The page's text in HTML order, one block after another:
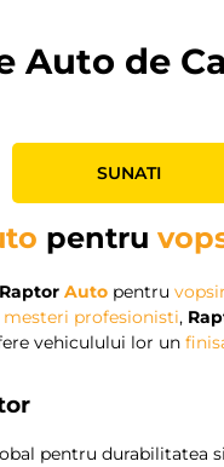
Auto de
SUNATI
pentru
RaptorAuto pentru
mesteri profesionisti,
vehiculului lor un
pentru durabilitatea